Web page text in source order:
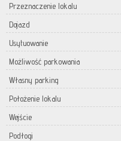
Przeznaczenie lokalu
Dojazd
Usytuowanie
Możliwość parkowania
Własny parking
Położenie lokalu
Wejście
Podłogi